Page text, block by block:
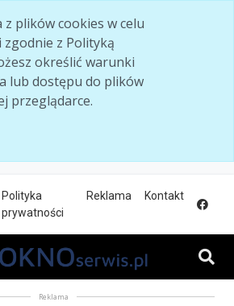
plików cookies w celu
zgodnie z Polityką
określić warunki
lub dostępu do plików
przeglądarce.
Polityka
prywatności
Reklama Kontakt
Reklama